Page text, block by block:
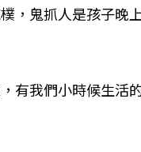
，鬼抓人是孩子晚
有我們小時候生活